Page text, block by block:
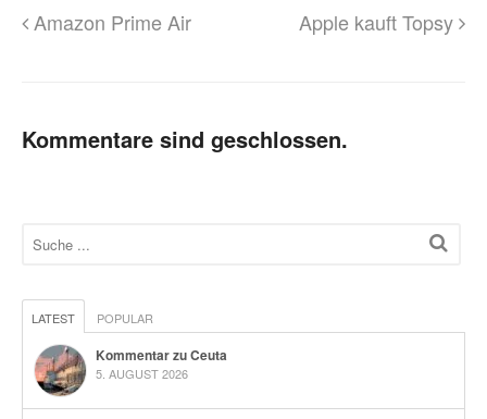
Amazon Prime Air Apple kauft Topsy
Kommentare sind geschlossen.
LATEST POPULAR
Kommentar zu Ceuta
5. AUGUST 2026